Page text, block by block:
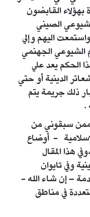
بهؤلاء القابضون
الصيني
اليهم وإلي
الشيوعي الجهنمي
الحكم يعد علي
الدينية أو حتي
ذلك جريمة يتم
.
ممن سبقوني من
- أوضاع
هذا المقال
وفي تايوان
– إن شاء الله -
في مناطق